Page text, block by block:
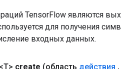
TensorFlow являются
для получения
входных данных.
<T> create (область действия ,